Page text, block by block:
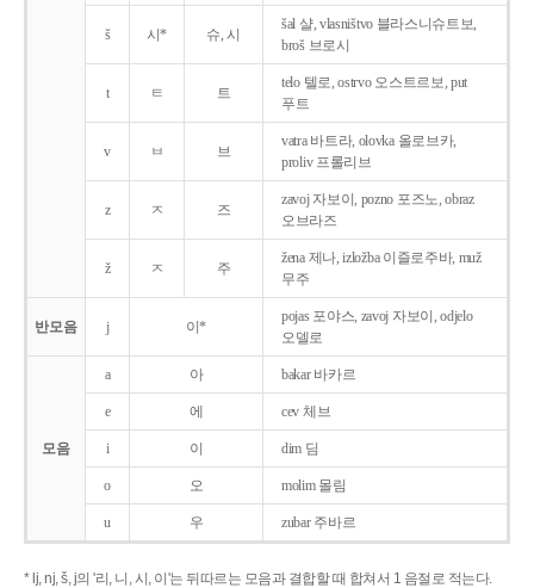
š 시* 슈, 시
šal 샬, vlasništvo 블라스니슈트보,
broš 브로시
t ㅌ 트
telo 텔로, ostrvo 오스트르보, put
푸트
v ㅂ 브
vatra 바트라, olovka 올로브카,
proliv 프롤리브
z ㅈ 즈
zavoj 자보이, pozno 포즈노, obraz
오브라즈
ž ㅈ 주
žena 제나, izložba 이즐로주바, muž
무주
반모음 j 이*
pojas 포야스, zavoj 자보이, odjelo
오델로
모음
a 아 bakar 바카르
e 에 cev 체브
i 이 dim 딤
o 오 molim 몰림
u 우 zubar 주바르
* lj, nj, š, j의 '리, 니, 시, 이'는 뒤따르는 모음과 결합할 때 합쳐서 1 음절로 적는다.